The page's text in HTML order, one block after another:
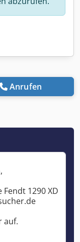
Anrufen